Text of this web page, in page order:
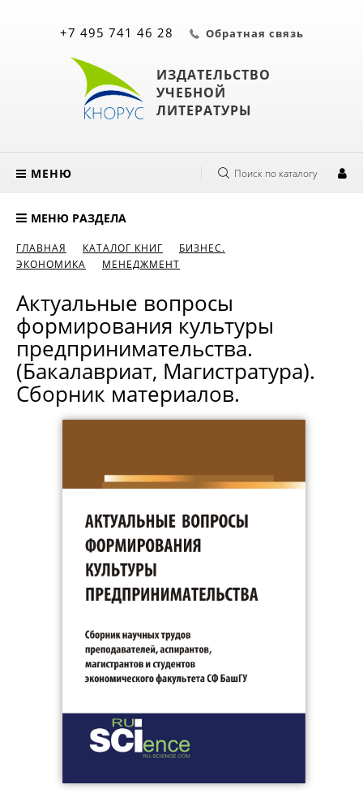
ИЗДАТЕЛЬСТВО
УЧЕБНОЙ
ЛИТЕРАТУРЫ
+7 495 741 46 28 Обратная связь
МЕНЮ Поиск по каталогу
МЕНЮ РАЗДЕЛА
ГЛАВНАЯ КАТАЛОГ КНИГ
БИЗНЕС.
ЭКОНОМИКА
МЕНЕДЖМЕНТ
Актуальные вопросы
формирования культуры
предпринимательства.
(Бакалавриат, Магистратура).
Сборник материалов.